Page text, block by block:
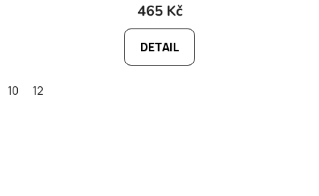
465 Kč
DETAIL
10 12